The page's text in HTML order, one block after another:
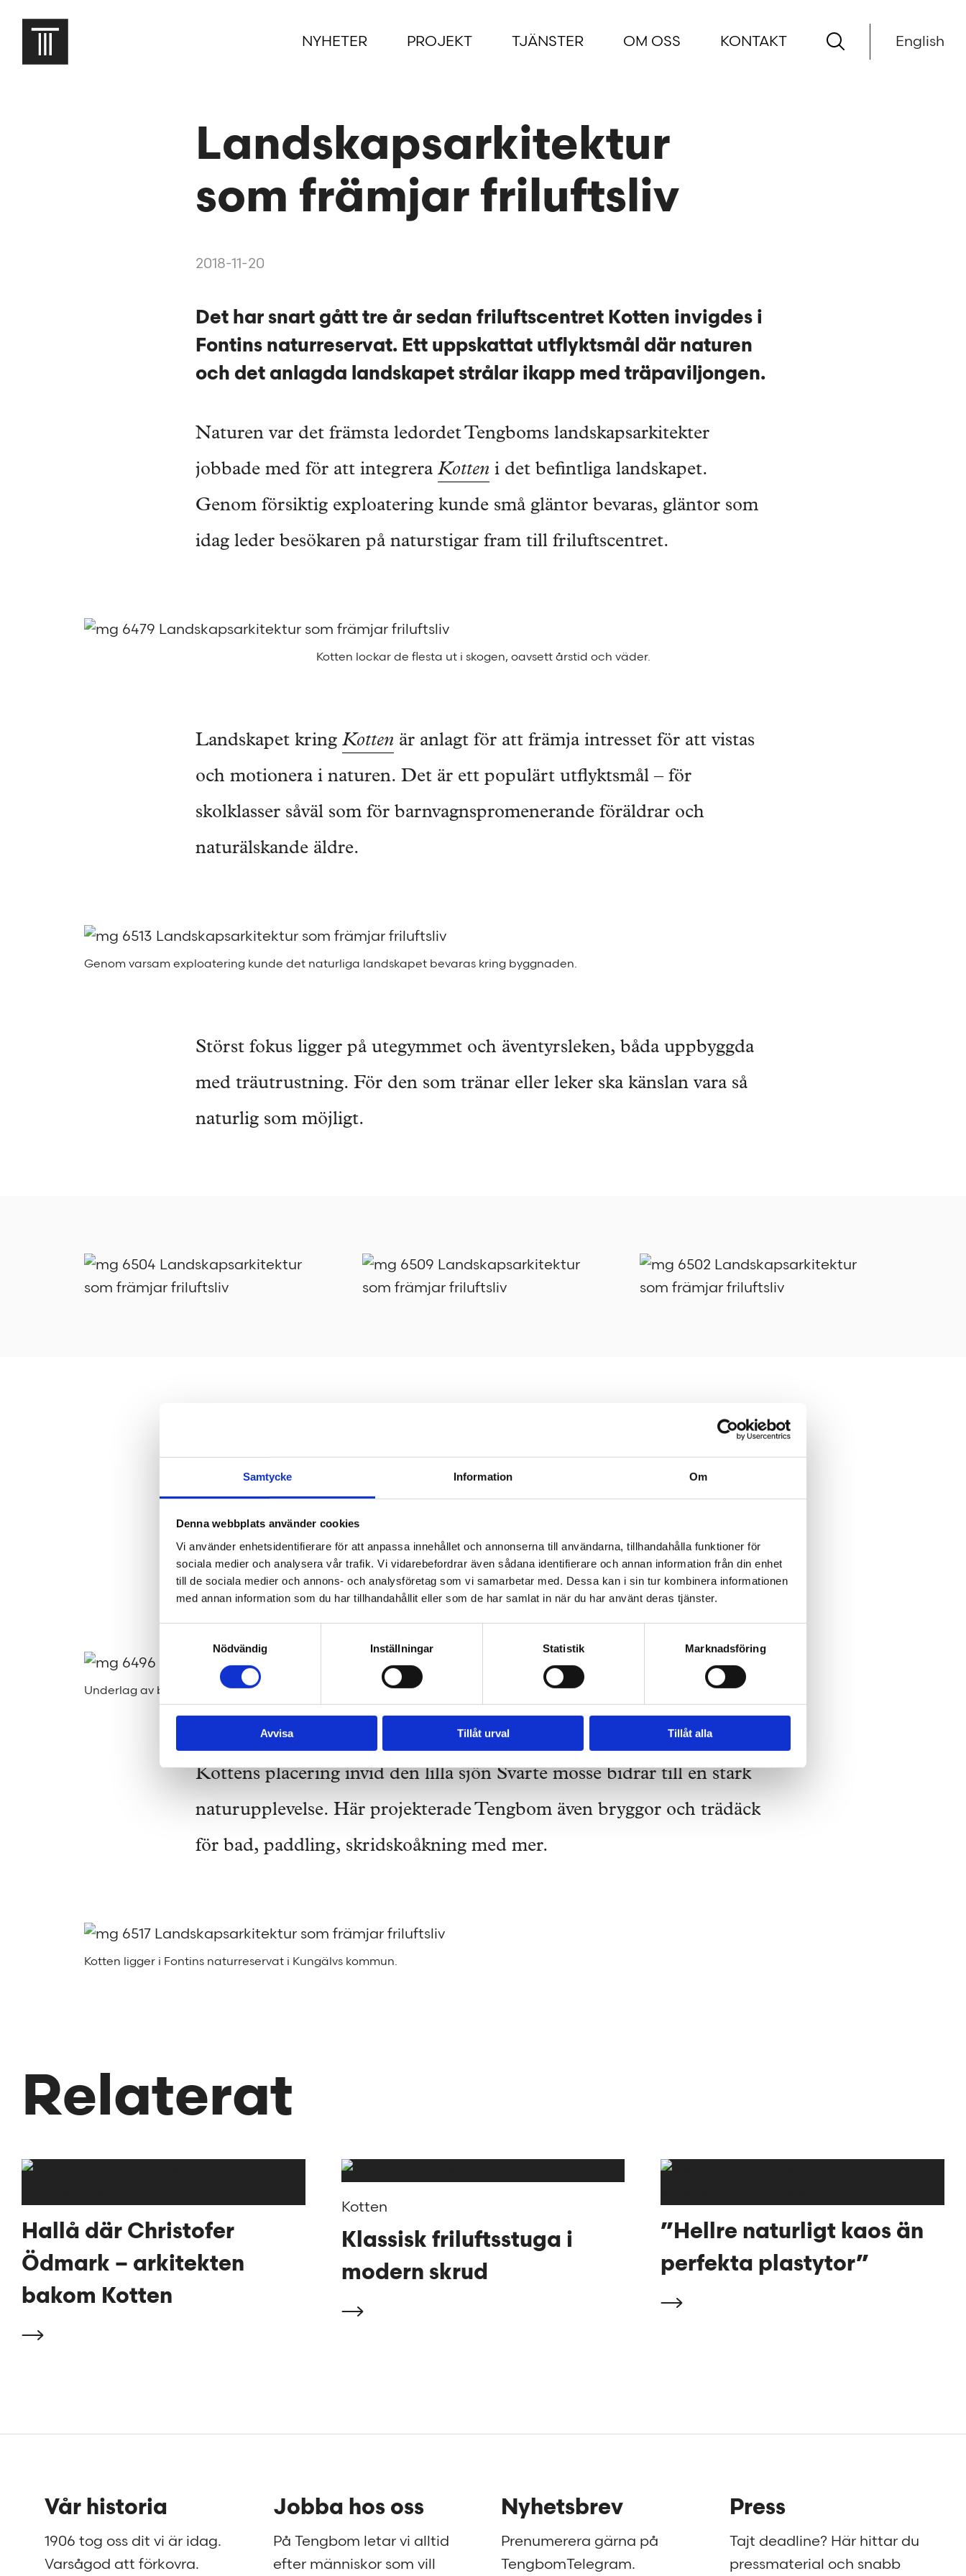
Samtycke Information Om
Denna webbplats använder cookies
Vi använder enhetsidentifierare för att anpassa innehållet och annonserna till användarna, tillhandahålla funktioner för
sociala medier och analysera vår trafik. Vi vidarebefordrar även sådana identifierare och annan information från din enhet
till de sociala medier och annons- och analysföretag som vi samarbetar med. Dessa kan i sin tur kombinera informationen
med annan information som du har tillhandahållit eller som de har samlat in när du har använt deras tjänster.
Nödvändig
Inställningar Statistik Marknadsföring
Avvisa Tillåt urval Tillåt alla
NYHETER PROJEKT TJÄNSTER OM OSS KONTAKT English
Landskapsarkitektur
som främjar friluftsliv
2018-11-20
Det har snart gått tre år sedan friluftscentret Kotten invigdes i
Fontins naturreservat. Ett uppskattat utflyktsmål där naturen
och det anlagda landskapet strålar ikapp med träpaviljongen.
Naturen var det främsta ledordet Tengboms landskapsarkitekter
jobbade med för att integrera Kotten i det befintliga landskapet.
Genom försiktig exploatering kunde små gläntor bevaras, gläntor som
idag leder besökaren på naturstigar fram till friluftscentret.
Kotten lockar de flesta ut i skogen, oavsett årstid och väder.
Landskapet kring Kotten är anlagt för att främja intresset för att vistas
och motionera i naturen. Det är ett populärt utflyktsmål – för
skolklasser såväl som för barnvagnspromenerande föräldrar och
naturälskande äldre.
Genom varsam exploatering kunde det naturliga landskapet bevaras kring byggnaden.
Störst fokus ligger på utegymmet och äventyrsleken, båda uppbyggda
med träutrustning. För den som tränar eller leker ska känslan vara så
naturlig som möjligt.
Befintlig vegetation vid lekplatsen kompletterades med nya träd för att
skapa olika rum och varierande lekfulla miljöer. Vid utegymmet har
några nya lövträd kommit till. Både gymmet och lekplatsen har
barkunderlag, medan gångar och stigar har en markbeläggning av
stenmjöl.
Underlag av bark och redskap i trä förstärker naturupplevelsen.
Kottens placering invid den lilla sjön Svarte mosse bidrar till en stark
naturupplevelse. Här projekterade Tengbom även bryggor och trädäck
för bad, paddling, skridskoåkning med mer.
Kotten ligger i Fontins naturreservat i Kungälvs kommun.
Relaterat
Hallå där Christofer
Ödmark – arkitekten
bakom Kotten
Kotten
Klassisk friluftsstuga i
modern skrud
”Hellre naturligt kaos än
perfekta plastytor”
Sidfot
Vår historia
1906 tog oss dit vi är idag.
Varsågod att förkovra.
Jobba hos oss
På Tengbom letar vi alltid
efter människor som vill
Nyhetsbrev
Prenumerera gärna på
TengbomTelegram.
Press
Tajt deadline? Här hittar du
pressmaterial och snabb